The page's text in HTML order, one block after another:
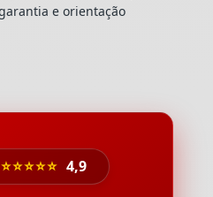
e orientação
⭐⭐⭐⭐⭐ 4,9